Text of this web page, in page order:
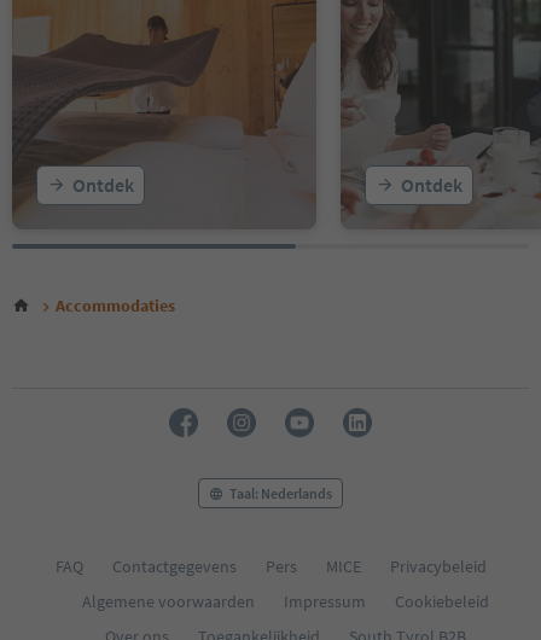
Ontdek Ontdek
Accommodaties
Taal: Nederlands
FAQ Contactgegevens Pers MICE
Privacybeleid
Algemene voorwaarden
Impressum
Cookiebeleid